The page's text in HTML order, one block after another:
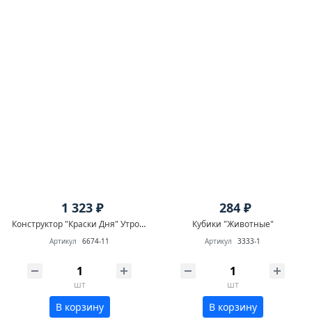
1 323 ₽
Конструктор "Краски Дня" Утро 105 дет.
Артикул 6674-11
шт
В корзину
284 ₽
Кубики "Животные"
Артикул 3333-1
шт
В корзину